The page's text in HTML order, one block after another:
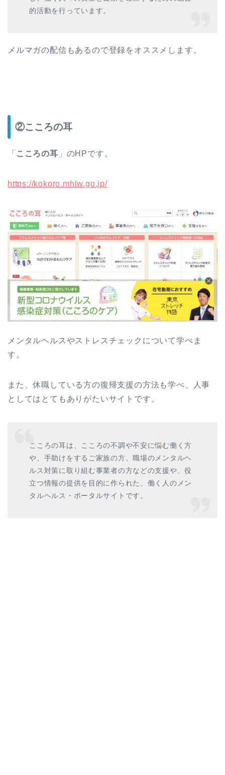
的活動を行っています。
メルマガの配信もあるので登録をオススメします。
②こころの耳
「 こころの耳 」のHPです。
https://kokoro.mhlw.go.jp/
メンタルヘルスやストレスチェックについて学べま
す。
また、休職している方の復帰支援の方法も学べ、人事
としてはとてもありがたいサイトです。
こころの耳は、こころの不調や不安に悩む働く方
や、手助けをするご家族の方、職場のメンタルヘ
ルス対策に取り組む事業者の方などの支援や、役
立つ情報の提供を目的に作られた、働く人のメン
タルヘルス・ポータルサイトです。